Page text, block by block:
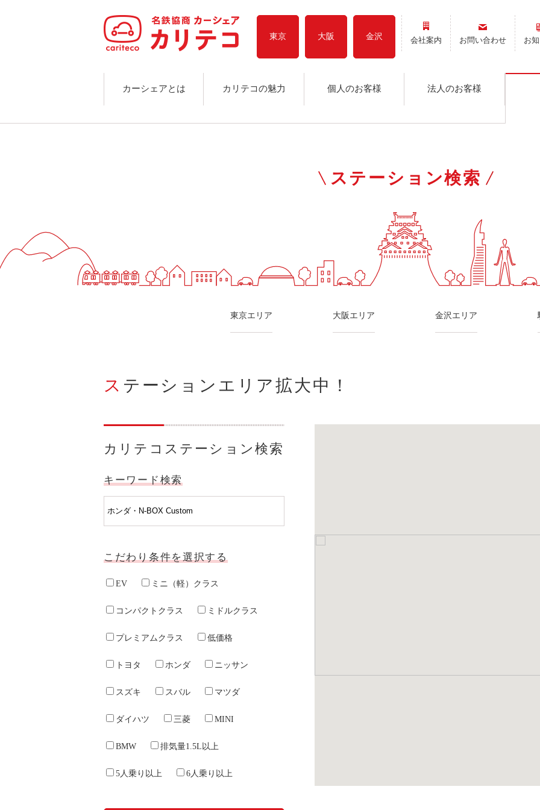
東京 大阪 金沢 会社案内 お問い合わせ お
名鉄協商パーキング無料
予約アプリ
名鉄ミューズポイント
快適カーシェアリング
カーシェアとは カリテコの魅力 個人のお客様 法人のお客様
ステーション検索
東京エリア 大阪エリア 金沢エリア
ステーションエリア拡大中！
カリテコステーション検索
キーワード検索
こだわり条件を選択する
EV ミニ（軽）クラス
コンパクトクラス ミドルクラス
プレミアムクラス 低価格
トヨタ ホンダ ニッサン
スズキ スバル マツダ
ダイハツ 三菱 MINI
BMW 排気量1.5L以上
5人乗り以上 6人乗り以上